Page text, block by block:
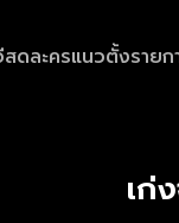
ดละครแนวตั้งราย
เก่